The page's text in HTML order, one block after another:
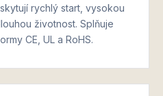
rychlý start, vysokou
životnost. Splňuje
CE, UL a RoHS.